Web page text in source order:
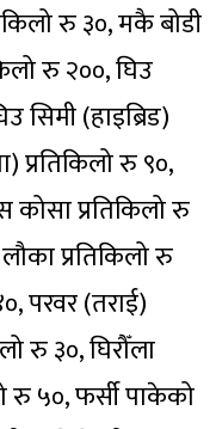
रु ३०, मकै बोडी
रु २००, घिउ
सिमी (हाइब्रिड)
प्रतिकिलो रु ९०,
कोसा प्रतिकिलो रु
प्रतिकिलो रु
परवर (तराई)
रु ३०, घिरौँला
रु ५०, फर्सी पाकेको